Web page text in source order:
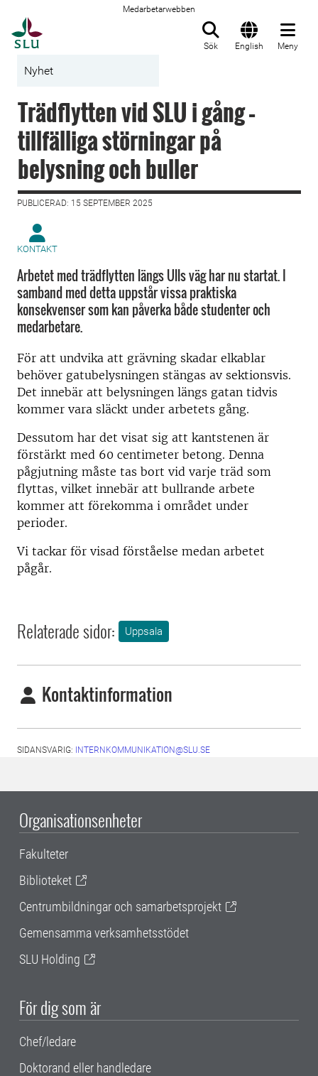
Medarbetarwebben
Sök English Meny
Nyhet
Trädflytten vid SLU i gång –
tillfälliga störningar på
belysning och buller
PUBLICERAD: 15 SEPTEMBER 2025
KONTAKT
Arbetet med trädflytten längs Ulls väg har nu startat. I
samband med detta uppstår vissa praktiska
konsekvenser som kan påverka både studenter och
medarbetare.
För att undvika att grävning skadar elkablar
behöver gatubelysningen stängas av sektionsvis.
Det innebär att belysningen längs gatan tidvis
kommer vara släckt under arbetets gång.
Dessutom har det visat sig att kantstenen är
förstärkt med 60 centimeter betong. Denna
pågjutning måste tas bort vid varje träd som
flyttas, vilket innebär att bullrande arbete
kommer att förekomma i området under
perioder.
Vi tackar för visad förståelse medan arbetet
pågår.
Relaterade sidor: Uppsala
Kontaktinformation
SIDANSVARIG: INTERNKOMMUNIKATION@SLU.SE
Organisationsenheter
Fakulteter
Biblioteket
Centrumbildningar och samarbetsprojekt
Gemensamma verksamhetsstödet
SLU Holding
För dig som är
Chef/ledare
Doktorand eller handledare